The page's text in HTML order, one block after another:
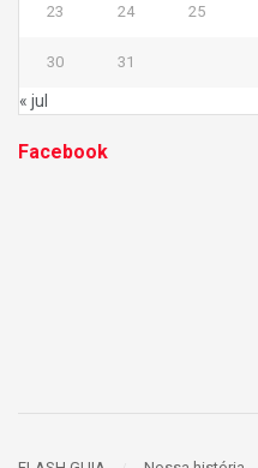
23 24 25
30 31
« jul
Facebook